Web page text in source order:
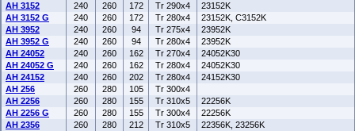
AH 3152
240 260 172 Tr 290x4
23152K
AH 3152 G
240 260 172 Tr 280x4
23152K, C3152K
AH 3952
240 260 94 Tr 275x4
23952K
AH 3952 G
240 260 94 Tr 280x4
23952K
AH 24052
240 260 162 Tr 270x4
24052K30
AH 24052 G
240 260 162 Tr 280x4
24052K30
AH 24152
240 260 202 Tr 280x4
24152K30
AH 256
260 280 105
Tr 300x4
AH 2256
260 280 155 Tr 310x5
22256K
AH 2256 G
260 280 155 Tr 300x4
22256K
AH 2356
260 280 212 Tr 310x5
22356K, 23256K